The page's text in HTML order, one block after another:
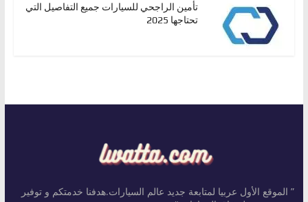
تأمين الراجحي للسيارات جميع التفاصيل التي
تحتاجها 2025
” الموقع الأول عربيا لمتابعة جديد عالم السيارات.هدفنا خدمتكم و توفير